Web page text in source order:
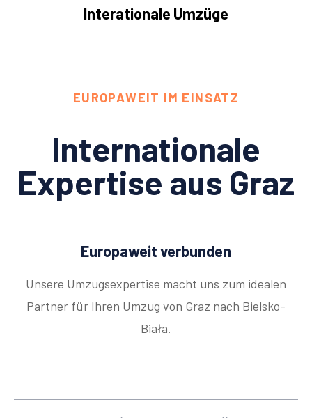
Interationale Umzüge
EUROPAWEIT IM EINSATZ
Internationale
Expertise aus Graz
Europaweit verbunden
Unsere Umzugsexpertise macht uns zum idealen
Partner für Ihren Umzug von Graz nach Bielsko-
Biała.